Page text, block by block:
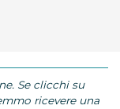
Se clicchi su
ricevere una